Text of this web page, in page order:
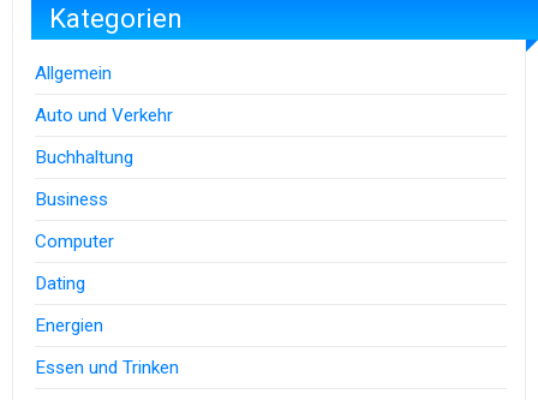
Kategorien
Allgemein
Auto und Verkehr
Buchhaltung
Business
Computer
Dating
Energien
Essen und Trinken